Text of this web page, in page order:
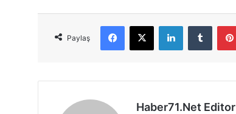
Paylaş
Haber71.Net Editor